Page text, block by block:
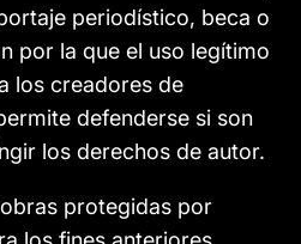
periodístico, beca o
por la que el uso legítimo
los creadores de
defenderse si son
los derechos de autor.
protegidas por